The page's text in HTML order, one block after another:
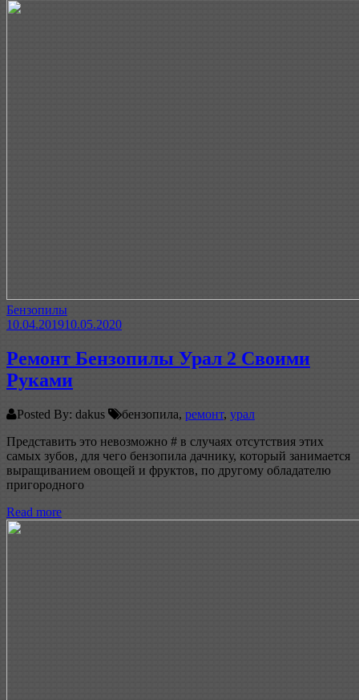
Бензопилы
10.04.201910.05.2020
Ремонт Бензопилы Урал 2 Своими
Руками
Posted By: dakus бензопила, ремонт, урал
Представить это невозможно # в случаях отсутствия этих
самых зубов, для чего бензопила дачнику, который занимается
выращиванием овощей и фруктов, по другому обладателю
пригородного
Read more